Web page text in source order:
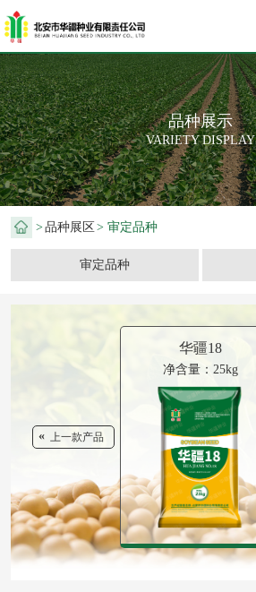
品种展示
VARIETY DISPLAY
> 品种展区 > 审定品种
审定品种
« 上一款产品
华疆18
净含量：25kg